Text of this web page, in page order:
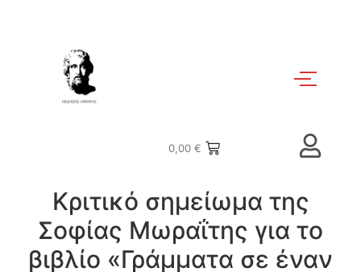
0,00€
Κριτικό σημείωμα της
Σοφίας Μωραΐτης για το
βιβλίο «Γράμματα σε έναν